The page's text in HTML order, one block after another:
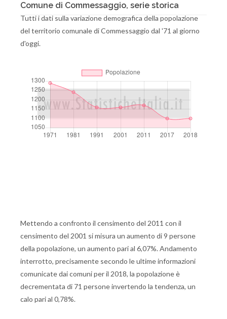
Comune di Commessaggio, serie storica
Tutti i dati sulla variazione demografica della popolazione
del territorio comunale di Commessaggio dal '71 al giorno
d'oggi.
Mettendo a confronto il censimento del 2011 con il
censimento del 2001 si misura un aumento di 9 persone
della popolazione, un aumento pari al 6,07%. Andamento
interrotto, precisamente secondo le ultime informazioni
comunicate dai comuni per il 2018, la popolazione è
decrementata di 71 persone invertendo la tendenza, un
calo pari al 0,78%.